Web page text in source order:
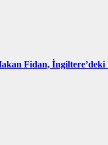
Fidan,